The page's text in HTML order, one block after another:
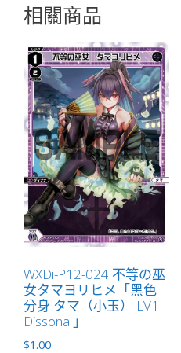
色
靈
奏
像：
天
使
LV1
Dissona
無
LB」
數
量
相關商品
WXDi-P12-024 不等の巫
女タマヨリヒメ「黑色
分身 タマ（小玉） LV1
Dissona 」
$1.00